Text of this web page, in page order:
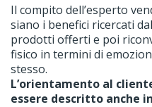
Il compito dell’esperto
siano i benefici ricercati
prodotti offerti e poi
fisico in termini di
stesso.
L’orientamento al
essere descritto anche